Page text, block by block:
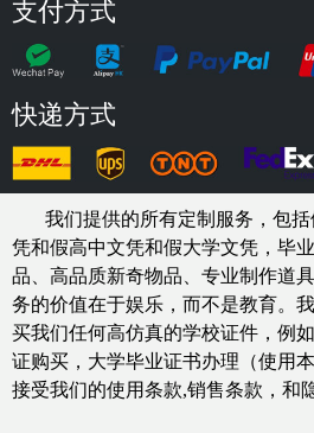
支付方式
快递方式
我们提供的所有定制服务，包
凭和假高中文凭和假大学文凭， 毕
品、高品质新奇物品、专业制作道
务的价值在于娱乐，而不是教育。
买我们任何高仿真的学校证件，例如
证购买，大学毕业证书办理（使用
接受我们的使用条款,销售条款，和